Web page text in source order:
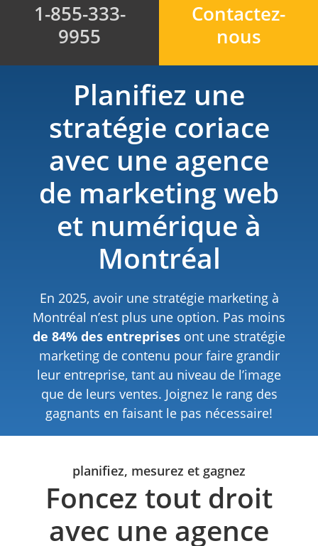
1-855-333-
9955
Contactez-
nous
Planifiez une
stratégie coriace
avec une agence
de marketing web
et numérique à
Montréal
En 2025, avoir une stratégie marketing à
Montréal n’est plus une option. Pas moins
de 84% des entreprises ont une stratégie
marketing de contenu pour faire grandir
leur entreprise, tant au niveau de l’image
que de leurs ventes. Joignez le rang des
gagnants en faisant le pas nécessaire!
planifiez, mesurez et gagnez
Foncez tout droit
avec une agence